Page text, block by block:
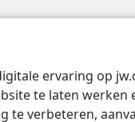
ervaring op
te laten
te verbeteren,